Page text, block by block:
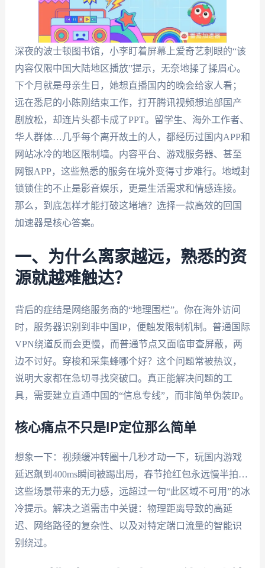
深夜的波士顿图书馆，小李盯着屏幕上爱奇艺刺眼的“该
内容仅限中国大陆地区播放”提示，无奈地揉了揉眉心。
下个月就是母亲生日，她想直播国内的晚会给家人看；
远在悉尼的小陈刚结束工作，打开腾讯视频想追部国产
剧放松，却连片头都卡成了PPT。留学生、海外工作者、
华人群体…几乎每个离开故土的人，都经历过国内APP和
网站冰冷的地区限制墙。内容平台、游戏服务器、甚至
网银APP，这些熟悉的服务在境外变得寸步难行。地域封
锁锁住的不止是影音娱乐，更是生活需求和情感连接。
那么，到底怎样才能打破这堵墙？选择一款高效的回国
加速器是核心答案。
一、为什么离家越远，熟悉的资
源就越难触达？
背后的症结是网络服务商的“地理围栏”。你在海外访问
时，服务器识别到非中国IP，便触发限制机制。普通国际
VPN绕道反而会更慢，而普通节点又面临审查屏蔽，两
边不讨好。穿梭和采集蜂哪个好？这个问题常被热议，
说明大家都在急切寻找突破口。真正能解决问题的工
具，需要建立直通中国的“信息专线”，而非简单伪装IP。
核心痛点不只是IP定位那么简单
想象一下：视频缓冲转圈十几秒才动一下，玩国内游戏
延迟飙到400ms瞬间被踢出局，春节抢红包永远慢半拍…
这些场景带来的无力感，远超过一句“此区域不可用”的冰
冷提示。解决之道需击中关键：物理距离导致的高延
迟、网络路径的复杂性、以及对特定端口流量的智能识
别绕过。